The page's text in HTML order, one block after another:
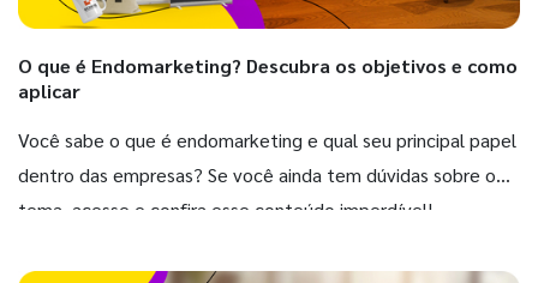
O que é Endomarketing? Descubra os objetivos e como
aplicar
Você sabe o que é endomarketing e qual seu principal papel
dentro das empresas? Se você ainda tem dúvidas sobre o
tema, acesse e confira esse conteúdo imperdível!